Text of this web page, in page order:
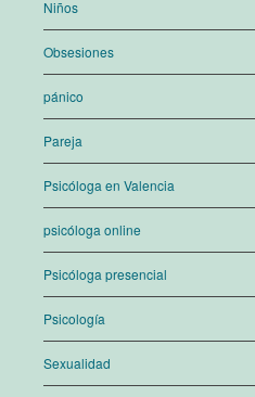
Niños
Obsesiones
pánico
Pareja
Psicóloga en Valencia
psicóloga online
Psicóloga presencial
Psicología
Sexualidad